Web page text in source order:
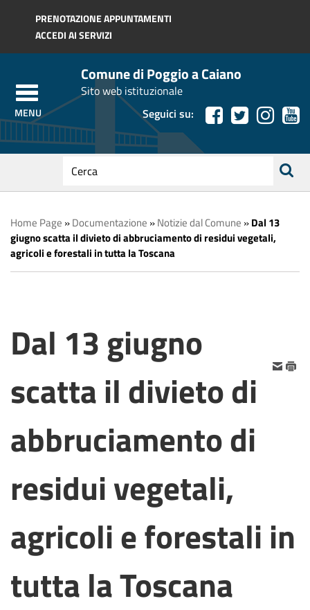
Regione Toscana
PRENOTAZIONE APPUNTAMENTI
ACCEDI AI SERVIZI
Comune di Poggio a Caiano
Sito web istituzionale
Seguici su:
testo
da
cercare
ricerca
Home Page »Documentazione »Notizie dal Comune »Dal 13
giugno scatta il divieto di abbruciamento di residui vegetali,
agricoli e forestali in tutta la Toscana
Dal 13 giugno
scatta il divieto di
abbruciamento di
residui vegetali,
agricoli e forestali in
tutta la Toscana